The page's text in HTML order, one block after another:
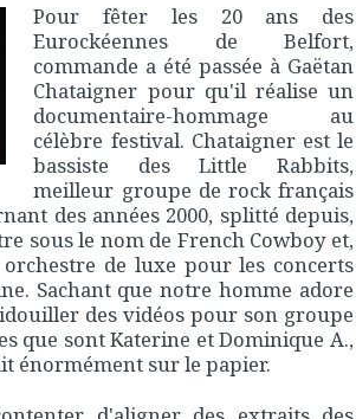
Pour fêter les 20 ans des
Eurockéennes de Belfort,
commande a été passée à Gaëtan
Chataigner pour qu'il réalise un
documentaire-hommage au
célèbre festival. Chataigner est le
bassiste des Little Rabbits,
meilleur groupe de rock français
des années 2000, splitté depuis,
sous le nom de French Cowboy et,
de luxe pour les concerts
Sachant que notre homme adore
des vidéos pour son groupe
que sont Katerine et Dominique A.,
énormément sur le papier.